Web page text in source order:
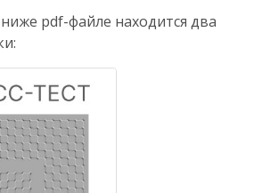
pdf-файле находится два